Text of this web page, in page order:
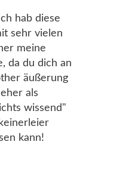
hab diese
sehr vielen
meine
da du dich an
äußerung
als
wissend"
kann!